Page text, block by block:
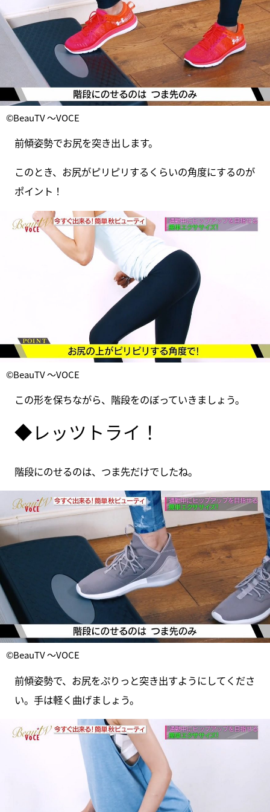
©BeauTV ～VOCE
前傾姿勢でお尻を突き出します。
このとき、お尻がピリピリするくらいの角度にするのが
ポイント！
©BeauTV ～VOCE
この形を保ちながら、階段をのぼっていきましょう。
◆レッツトライ！
階段にのせるのは、つま先だけでしたね。
©BeauTV ～VOCE
前傾姿勢で、お尻をぷりっと突き出すようにしてくださ
い。手は軽く曲げましょう。